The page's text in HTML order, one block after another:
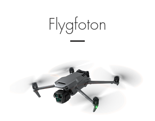
Flygfoton